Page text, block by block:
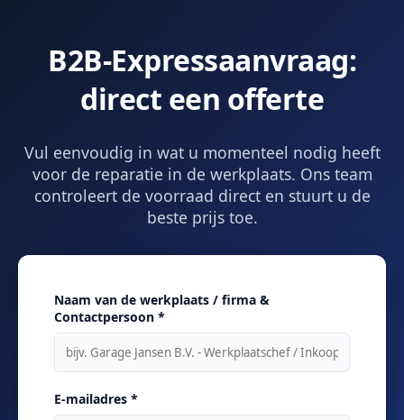
B2B-Expressaanvraag:
direct een offerte
Vul eenvoudig in wat u momenteel nodig heeft
voor de reparatie in de werkplaats. Ons team
controleert de voorraad direct en stuurt u de
beste prijs toe.
Naam van de werkplaats / firma &
Contactpersoon *
E-mailadres *